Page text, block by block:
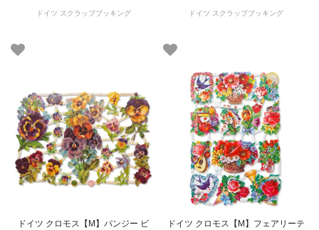
ドイツ スクラップブッキング ドイツ スクラップブッキング
ドイツ クロモス【M】パンジー ビ
ドイツ クロモス【M】フェアリーテ